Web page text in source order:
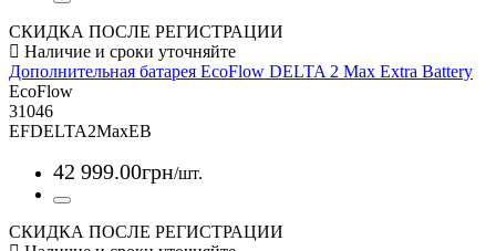
СКИДКА ПОСЛЕ РЕГИСТРАЦИИ
Дополнительная батарея EcoFlow DELTA 2 Max Extra Battery
EcoFlow
31046
EFDELTA2MaxEB
42 999.00грн/шт.
СКИДКА ПОСЛЕ РЕГИСТРАЦИИ